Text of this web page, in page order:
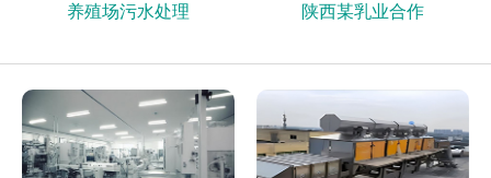
养殖场污水处理 陕西某乳业合作